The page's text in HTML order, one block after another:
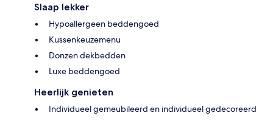
Slaap lekker
Hypoallergeen beddengoed
Kussenkeuzemenu
Donzen dekbedden
Luxe beddengoed
Heerlijk genieten
Individueel gemeubileerd en individueel gedecoreerd